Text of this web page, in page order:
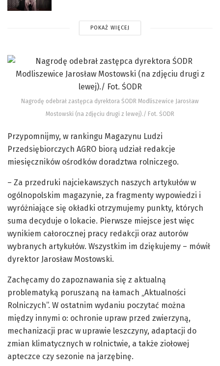
POKAŻ WIĘCEJ
Nagrodę odebrał zastępca dyrektora ŚODR Modliszewice Jarosław
Mostowski (na zdjęciu drugi z lewej)./ Fot. ŚODR
Przypomnijmy, w rankingu Magazynu Ludzi
Przedsiębiorczych AGRO biorą udział redakcje
miesięczników ośrodków doradztwa rolniczego.
– Za przedruki najciekawszych naszych artykułów w
ogólnopolskim magazynie, za fragmenty wypowiedzi i
wyróżniające się okładki otrzymujemy punkty, których
suma decyduje o lokacie. Pierwsze miejsce jest więc
wynikiem całorocznej pracy redakcji oraz autorów
wybranych artykułów. Wszystkim im dziękujemy – mówił
dyrektor Jarosław Mostowski.
Zachęcamy do zapoznawania się z aktualną
problematyką poruszaną na łamach „Aktualności
Rolniczych”. W ostatnim wydaniu poczytać można
między innymi o: ochronie upraw przed zwierzyną,
mechanizacji prac w uprawie leszczyny, adaptacji do
zmian klimatycznych w rolnictwie, a także ziołowej
apteczce czy sezonie na jarzębinę.